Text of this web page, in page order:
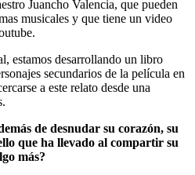
Juancho Valencia, que pueden
musicales y que tiene un video
estamos desarrollando un libro
secundarios de la película en
a este relato desde una
de desnudar su corazón, su
que ha llevado al compartir su
más?